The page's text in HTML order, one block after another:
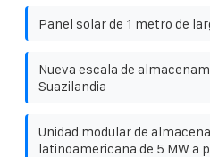
Panel solar de 1 metro de
Nueva escala de
Suazilandia
Unidad modular de
latinoamericana de 5 MW a